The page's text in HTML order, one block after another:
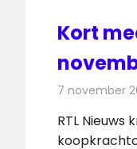
Kort
7 november
RTL